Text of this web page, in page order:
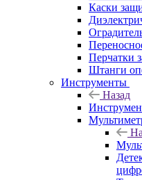
Каски
Перчатки
Штанги
Инструменты
Назад